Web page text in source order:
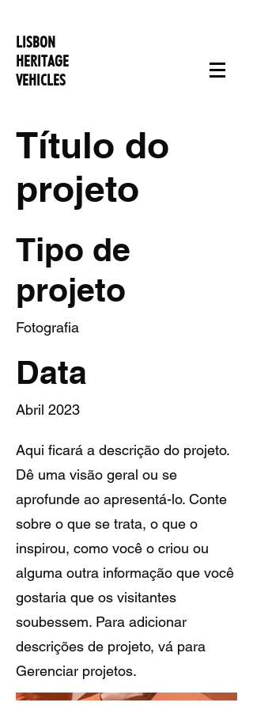
LISBON
HERITAGE
VEHICLES
Título do
projeto
Tipo de
projeto
Fotografia
Data
Abril 2023
Aqui ficará a descrição do projeto.
Dê uma visão geral ou se
aprofunde ao apresentá-lo. Conte
sobre o que se trata, o que o
inspirou, como você o criou ou
alguma outra informação que você
gostaria que os visitantes
soubessem. Para adicionar
descrições de projeto, vá para
Gerenciar projetos.